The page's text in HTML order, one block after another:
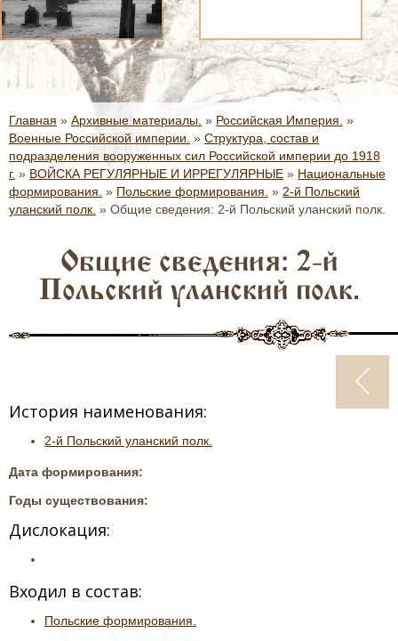
Главная » Архивные материалы. » Российская Империя. »
Военные Российской империи. » Структура, состав и
подразделения вооруженных сил Российской империи до 1918
г. » ВОЙСКА РЕГУЛЯРНЫЕ И ИРРЕГУЛЯРНЫЕ » Национальные
формирования. » Польские формирования. » 2-й Польский
уланский полк. » Общие сведения: 2-й Польский уланский полк.
Общие сведения: 2-й
Польский уланский полк.
История наименования:
2-й Польский уланский полк.
Дата формирования:
Годы существования:
Дислокация:
Входил в состав:
Польские формирования.